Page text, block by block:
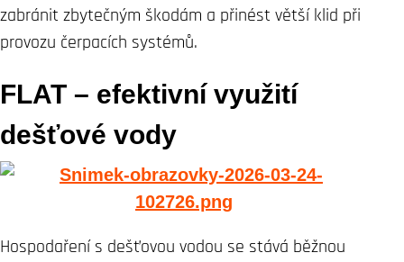
zabránit zbytečným škodám a přinést větší klid při
provozu čerpacích systémů.
FLAT – efektivní využití
dešťové vody
Hospodaření s dešťovou vodou se stává běžnou